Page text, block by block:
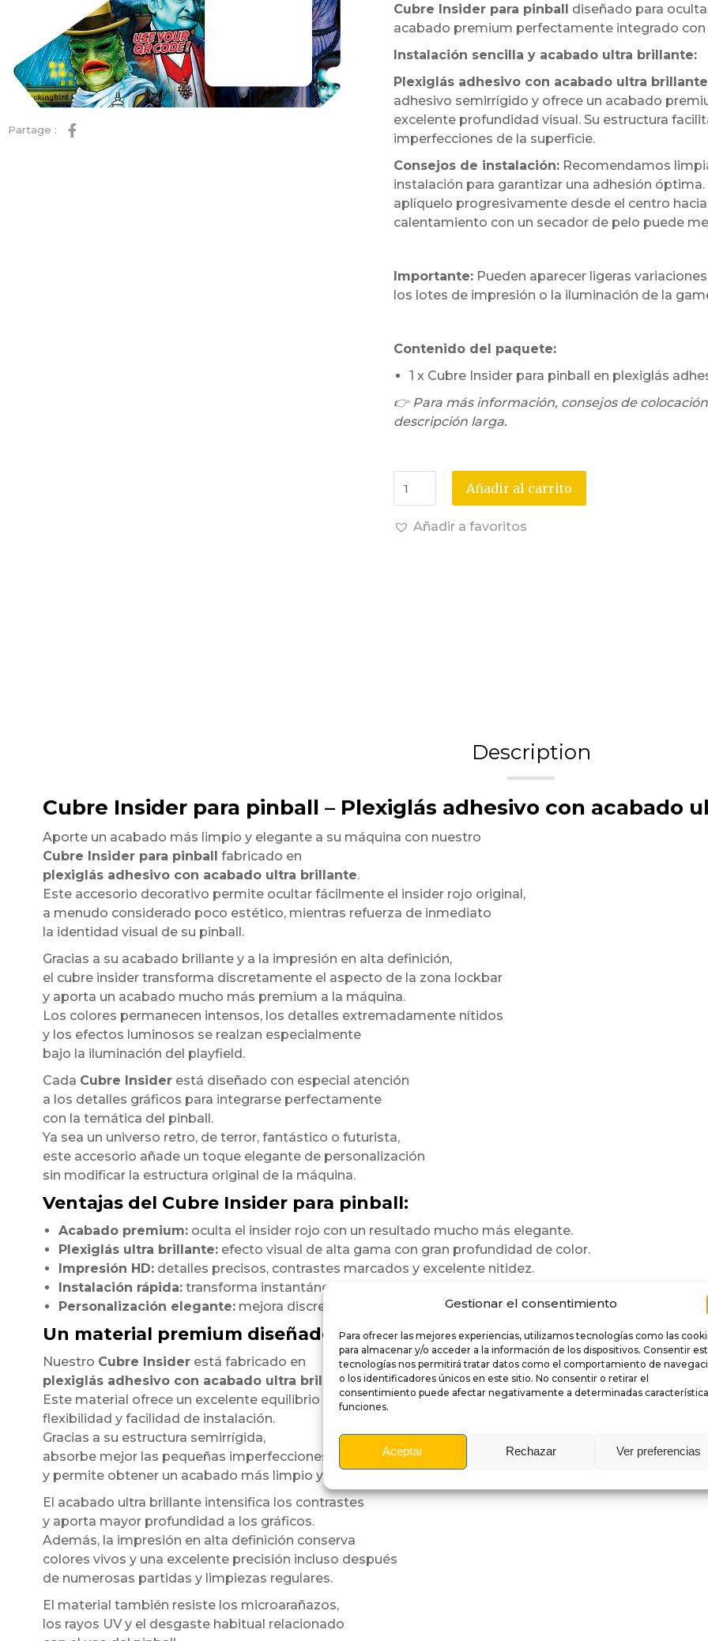
Gestionar el consentimiento
Para ofrecer las mejores experiencias, utilizamos tecnologías como las
para almacenar y/o acceder a la información de los dispositivos. Consentir
tecnologías nos permitirá tratar datos como el comportamiento de
o los identificadores únicos en este sitio. No consentir o retirar el
consentimiento puede afectar negativamente a determinadas
funciones.
Aceptar Rechazar Ver preferencias
Partage :
Cubre Insider para pinball diseñado para
acabado premium perfectamente integrado
Instalación sencilla y acabado ultra brillante:
Plexiglás adhesivo con acabado ultra
adhesivo semirrígido y ofrece un acabado
excelente profundidad visual. Su estructura
imperfecciones de la superficie.
Consejos de instalación:Recomendamos
instalación para garantizar una adhesión
aplíquelo progresivamente desde el centro
calentamiento con un secador de pelo puede
Importante:Pueden aparecer ligeras
los lotes de impresión o la iluminación de la
Contenido del paquete:
1 x Cubre Insider para pinball en plexiglás
👉 Para más información, consejos de
descripción larga.
Añadir al carrito
Añadir a favoritos
Description
Cubre Insider para pinball – Plexiglás adhesivo con acabado
Aporte un acabado más limpio y elegante a su máquina con nuestro
Cubre Insider para pinball fabricado en
plexiglás adhesivo con acabado ultra brillante.
Este accesorio decorativo permite ocultar fácilmente el insider rojo original,
a menudo considerado poco estético, mientras refuerza de inmediato
la identidad visual de su pinball.
Gracias a su acabado brillante y a la impresión en alta definición,
el cubre insider transforma discretamente el aspecto de la zona lockbar
y aporta un acabado mucho más premium a la máquina.
Los colores permanecen intensos, los detalles extremadamente nítidos
y los efectos luminosos se realzan especialmente
bajo la iluminación del playfield.
Cada Cubre Insiderestá diseñado con especial atención
a los detalles gráficos para integrarse perfectamente
con la temática del pinball.
Ya sea un universo retro, de terror, fantástico o futurista,
este accesorio añade un toque elegante de personalización
sin modificar la estructura original de la máquina.
Ventajas del Cubre Insider para pinball:
Acabado premium:oculta el insider rojo con un resultado mucho más elegante.
Plexiglás ultra brillante:efecto visual de alta gama con gran profundidad de color.
Impresión HD:detalles precisos, contrastes marcados y excelente nitidez.
Instalación rápida:transforma instantáneamente la zona lockbar.
Personalización elegante:mejora discretamente la estética general del pinball.
Un material premium diseñado para durar
Nuestro Cubre Insiderestá fabricado en
plexiglás adhesivo con acabado ultra brillante.
Este material ofrece un excelente equilibrio entre rigidez,
flexibilidad y facilidad de instalación.
Gracias a su estructura semirrígida,
absorbe mejor las pequeñas imperfecciones de la superficie
y permite obtener un acabado más limpio y uniforme.
El acabado ultra brillante intensifica los contrastes
y aporta mayor profundidad a los gráficos.
Además, la impresión en alta definición conserva
colores vivos y una excelente precisión incluso después
de numerosas partidas y limpiezas regulares.
El material también resiste los microarañazos,
los rayos UV y el desgaste habitual relacionado